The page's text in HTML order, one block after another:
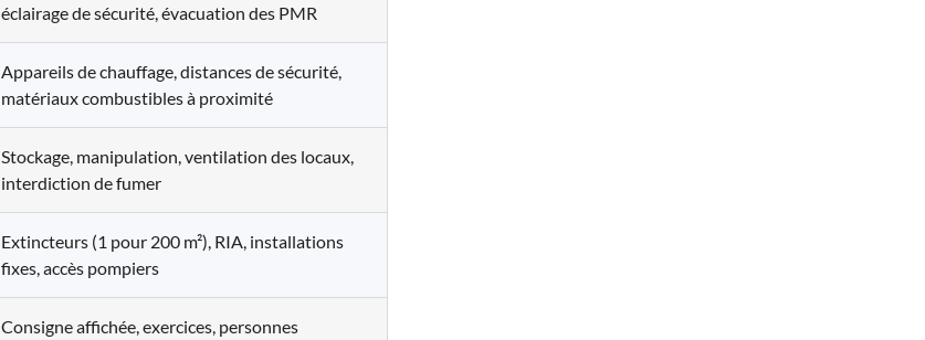
éclairage de sécurité, évacuation des PMR
Appareils de chauffage, distances de sécurité,
matériaux combustibles à proximité
Stockage, manipulation, ventilation des locaux,
interdiction de fumer
Extincteurs (1 pour 200 m²), RIA, installations
fixes, accès pompiers
Consigne affichée, exercices, personnes